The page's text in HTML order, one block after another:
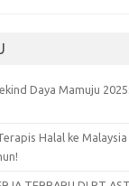
Daya Mamuju
Halal ke